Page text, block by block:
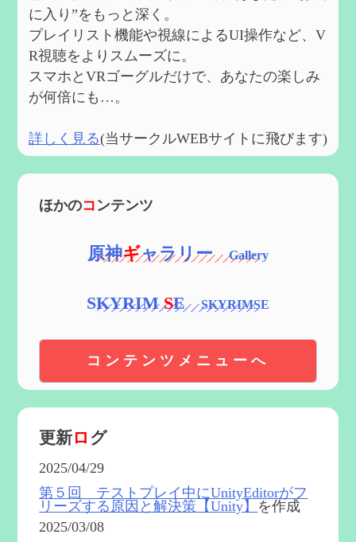
に入り”をもっと深く。
プレイリスト機能や視線によるUI操作など、V
R視聴をよりスムーズに。
スマホとVRゴーグルだけで、あなたの楽しみ
が何倍にも…。
詳しく見る(当サークルWEBサイトに飛びます)
ほかのコ ンテンツ
原神ギャラリー
SKYRIMSE
コンテンツメニューへ
更新ロ グ
2025/04/29
第５回 テストプレイ中にUnityEditorがフ
リーズする原因と解決策【Unity】 を作成
2025/03/08